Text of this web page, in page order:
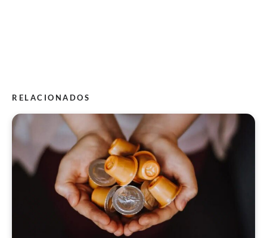
RELACIONADOS